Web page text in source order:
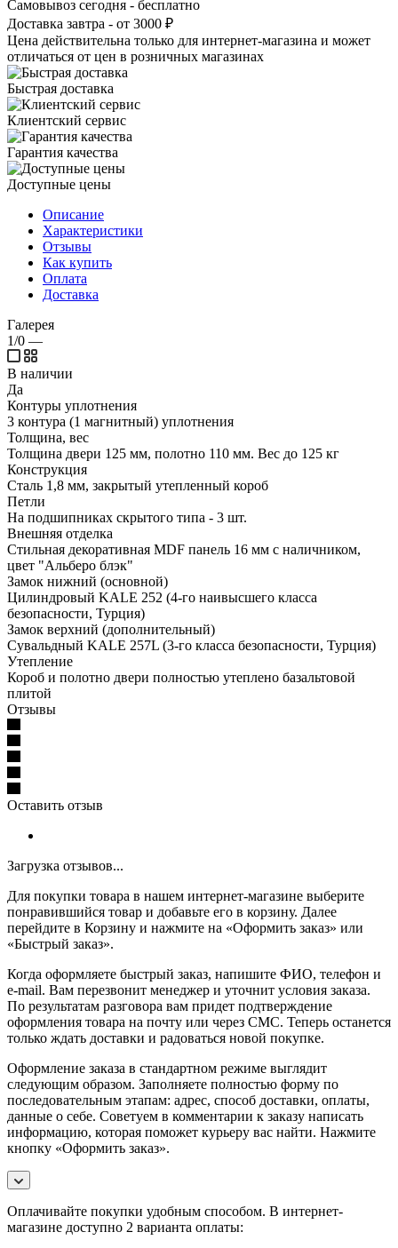
Самовывоз сегодня - бесплатно
Доставка завтра - от 3000 ₽
Цена действительна только для интернет-магазина и может
отличаться от цен в розничных магазинах
Быстрая доставка
Клиентский сервис
Гарантия качества
Доступные цены
Описание
Характеристики
Отзывы
Как купить
Оплата
Доставка
Галерея
1/0 —
В наличии
Да
Контуры уплотнения
3 контура (1 магнитный) уплотнения
Толщина, вес
Толщина двери 125 мм, полотно 110 мм. Вес до 125 кг
Конструкция
Сталь 1,8 мм, закрытый утепленный короб
Петли
На подшипниках скрытого типа - 3 шт.
Внешняя отделка
Стильная декоративная MDF панель 16 мм с наличником,
цвет "Альберо блэк"
Замок нижний (основной)
Цилиндровый KALE 252 (4-го наивысшего класса
безопасности, Турция)
Замок верхний (дополнительный)
Сувальдный KALE 257L (3-го класса безопасности, Турция)
Утепление
Короб и полотно двери полностью утеплено базальтовой
плитой
Отзывы
Оставить отзыв
Загрузка отзывов...
Для покупки товара в нашем интернет-магазине выберите
понравившийся товар и добавьте его в корзину. Далее
перейдите в Корзину и нажмите на «Оформить заказ» или
«Быстрый заказ».
Когда оформляете быстрый заказ, напишите ФИО, телефон и
e-mail. Вам перезвонит менеджер и уточнит условия заказа.
По результатам разговора вам придет подтверждение
оформления товара на почту или через СМС. Теперь останется
только ждать доставки и радоваться новой покупке.
Оформление заказа в стандартном режиме выглядит
следующим образом. Заполняете полностью форму по
последовательным этапам: адрес, способ доставки, оплаты,
данные о себе. Советуем в комментарии к заказу написать
информацию, которая поможет курьеру вас найти. Нажмите
кнопку «Оформить заказ».
Оплачивайте покупки удобным способом. В интернет-
магазине доступно 2 варианта оплаты: